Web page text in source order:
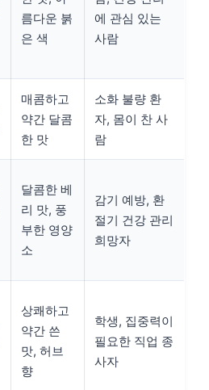
름다운 붉
은 색
에 관심 있는
사람
매콤하고
약간 달콤
한 맛
소화 불량 환
자, 몸이 찬 사
람
달콤한 베
리 맛, 풍
부한 영양
소
감기 예방, 환
절기 건강 관리
희망자
상쾌하고
약간 쓴
맛, 허브
향
학생, 집중력이
필요한 직업 종
사자